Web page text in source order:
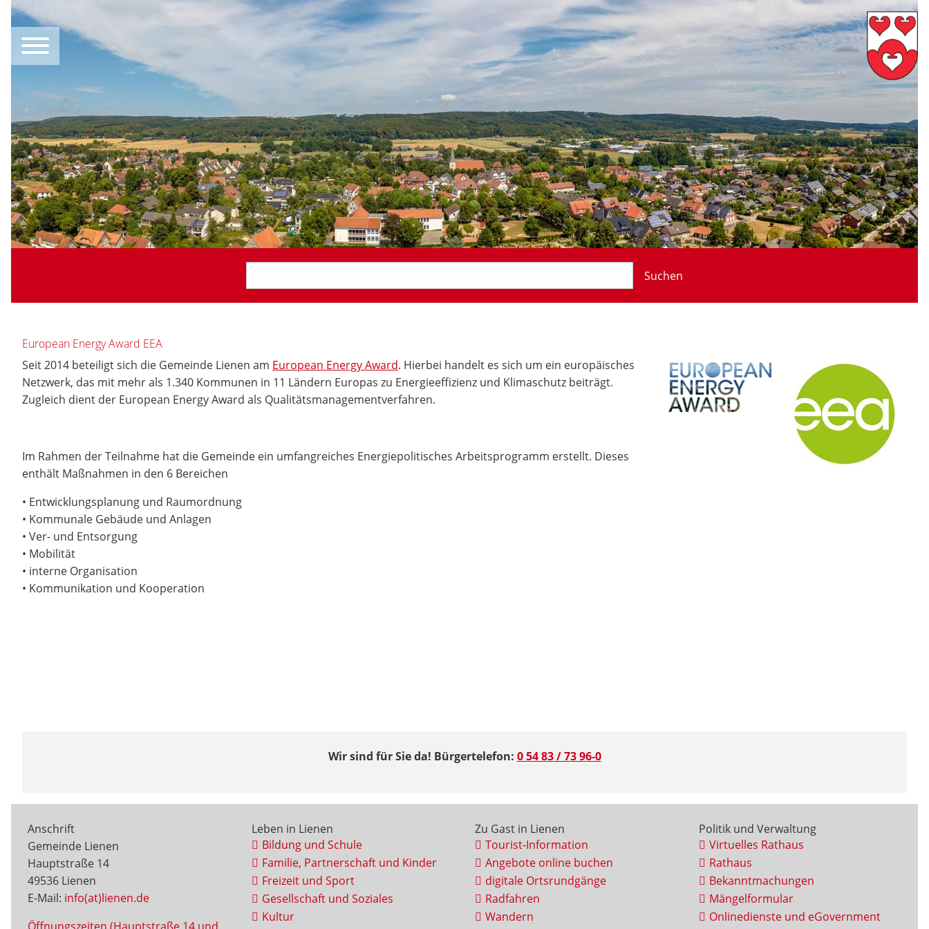
Suchen
European Energy Award EEA
Seit 2014 beteiligt sich die Gemeinde Lienen am European Energy Award. Hierbei handelt es sich um ein europäisches
Netzwerk, das mit mehr als 1.340 Kommunen in 11 Ländern Europas zu Energieeffizienz und Klimaschutz beiträgt.
Zugleich dient der European Energy Award als Qualitätsmanagementverfahren.
Im Rahmen der Teilnahme hat die Gemeinde ein umfangreiches Energiepolitisches Arbeitsprogramm erstellt. Dieses
enthält Maßnahmen in den 6 Bereichen
• Entwicklungsplanung und Raumordnung
• Kommunale Gebäude und Anlagen
• Ver- und Entsorgung
• Mobilität
• interne Organisation
• Kommunikation und Kooperation
Wir sind für Sie da! Bürgertelefon: 0 54 83 / 73 96-0
Anschrift
Gemeinde Lienen
Hauptstraße 14
49536 Lienen
E-Mail: info(at)lienen.de
Leben in Lienen
Bildung und Schule
Familie, Partnerschaft und Kinder
Freizeit und Sport
Gesellschaft und Soziales
Kultur
Zu Gast in Lienen
Tourist-Information
Angebote online buchen
digitale Ortsrundgänge
Radfahren
Wandern
Politik und Verwaltung
Virtuelles Rathaus
Rathaus
Bekanntmachungen
Mängelformular
Onlinedienste und eGovernment